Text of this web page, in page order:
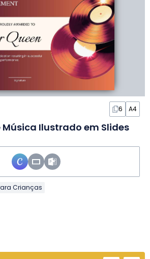
6 A4
Ilustrado em Slides
Crianças